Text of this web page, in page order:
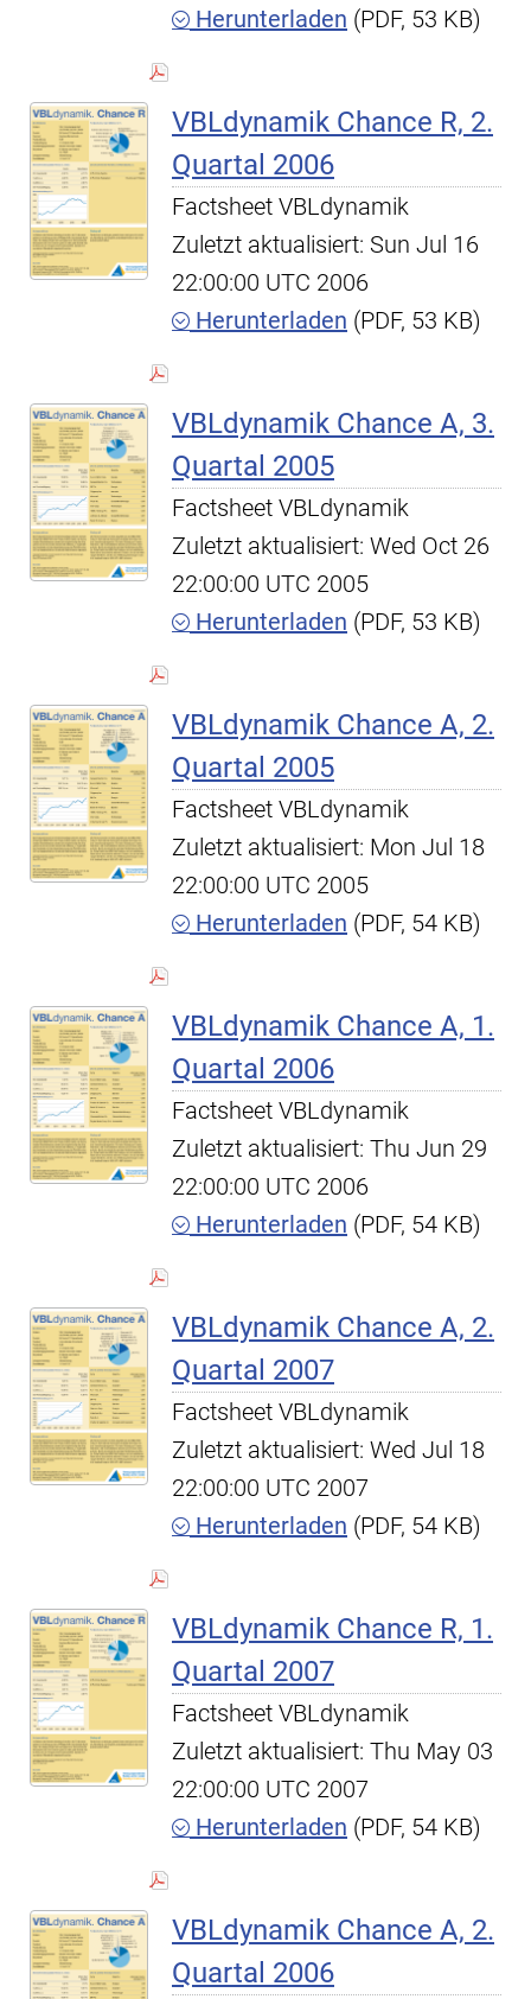
Herunterladen (PDF, 53 KB)
VBLdynamik Chance R, 2.
Quartal 2006
Factsheet VBLdynamik
Zuletzt aktualisiert: Sun Jul 16
22:00:00 UTC 2006
Herunterladen (PDF, 53 KB)
VBLdynamik Chance A, 3.
Quartal 2005
Factsheet VBLdynamik
Zuletzt aktualisiert: Wed Oct 26
22:00:00 UTC 2005
Herunterladen (PDF, 53 KB)
VBLdynamik Chance A, 2.
Quartal 2005
Factsheet VBLdynamik
Zuletzt aktualisiert: Mon Jul 18
22:00:00 UTC 2005
Herunterladen (PDF, 54 KB)
VBLdynamik Chance A, 1.
Quartal 2006
Factsheet VBLdynamik
Zuletzt aktualisiert: Thu Jun 29
22:00:00 UTC 2006
Herunterladen (PDF, 54 KB)
VBLdynamik Chance A, 2.
Quartal 2007
Factsheet VBLdynamik
Zuletzt aktualisiert: Wed Jul 18
22:00:00 UTC 2007
Herunterladen (PDF, 54 KB)
VBLdynamik Chance R, 1.
Quartal 2007
Factsheet VBLdynamik
Zuletzt aktualisiert: Thu May 03
22:00:00 UTC 2007
Herunterladen (PDF, 54 KB)
VBLdynamik Chance A, 2.
Quartal 2006